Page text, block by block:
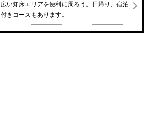
広い知床エリアを便利に周ろう。日帰り、宿泊
付きコースもあります。